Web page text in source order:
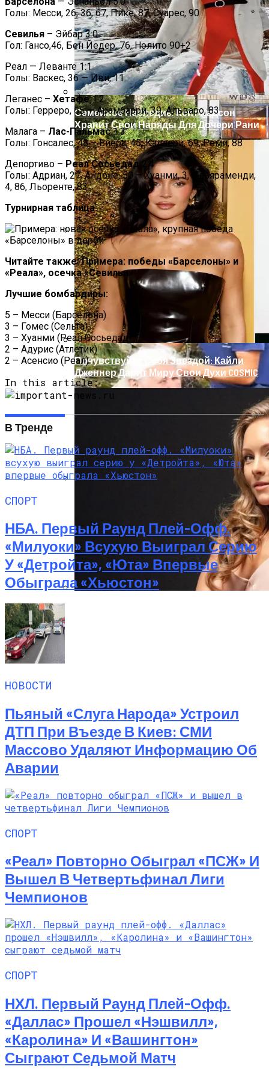
В Николаеве Во Время Задержания
Умер 29-Летний Мужчина
В Киеве Ночью Сгорело Заброшенное
Здание
В Ровенской Области Пенсионерка
Семейное Наследие: Кейт Хадсон
Хранит Свои Наряды Для Дочери Рани
Почувствуйте Себя Звездой: Кайли
Дженнер Дарит Миру Свои Духи COSMIC
Голы: Месси, 26, 36, 67, Пике, 87, Суарес, 90
Севилья – Эйбар 3:0
Гол: Гансо,46, Бен Йедер, 76, Нолито 90+2
Реал — Леванте 1:1
Голы: Васкес, 36 — Иви, 11
Леганес – Хетафе1:2
Голы: Герреро, 65 — Арамбарри, 39, Альваро, 83
Малага – Лас-Пальмас1:3
Голы: Гонсалес, 48 – Виера, 45, Каллери, 69, Реми, 88
Депортиво – Реал Сосьедад2:4
Голы: Адриан, 27, Андоне, 50 – Хуанми, 3, Ильяраменди,
4, 86, Льоренте, 83
Турнирная таблица:
Читайте также: Примера: победы «Барселоны» и
«Реала», осечка «Севильи»
Лучшие бомбардиры:
5 – Месси (Барселона)
3 – Гомес (Сельта)
3 – Хуанми (Реал Сосьедад)
2 – Адурис (Атлетик)
2 – Асенсио (Реал)
In this article:
В Тренде
СПОРТ
НБА. Первый Раунд Плей-Офф.
«Милуоки» Всухую Выиграл Серию
У «Детройта», «Юта» Впервые
Обыграла «Хьюстон»
НОВОСТИ
Пьяный «слуга Народа» Устроил
ДТП При Въезде В Киев: СМИ
Массово Удаляют Информацию Об
Аварии
СПОРТ
«Реал» Повторно Обыграл «ПСЖ» И
Вышел В Четвертьфинал Лиги
Чемпионов
СПОРТ
НХЛ. Первый Раунд Плей-Офф.
«Даллас» Прошел «Нэшвилл»,
«Каролина» И «Вашингтон»
Сыграют Седьмой Матч